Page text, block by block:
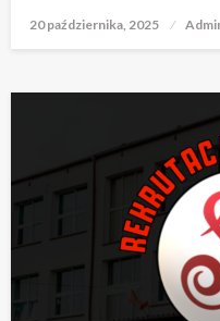
Opublikowane
20 października, 2025